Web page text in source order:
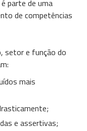
parte de uma
de competências
setor e função do
mais
e assertivas;